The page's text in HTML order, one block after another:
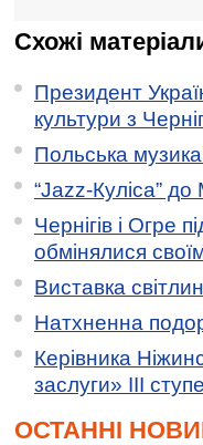
Схожі
Президент
культури з
Польська
“Jazz-Куліса”
Чернігів і Огре
обмінялися
Виставка
Натхненна
Керівника
заслуги» ІІІ
ОСТАННІ